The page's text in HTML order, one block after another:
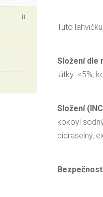
Tuto
Složení dle
látky: <5%,
Složení
kokoyl
didraselný,